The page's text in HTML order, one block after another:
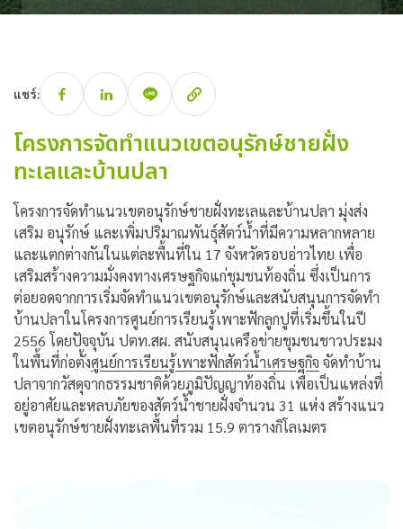
แชร์:
โครงการจัดทำแนวเขตอนุรักษ์ชายฝั่ง
ทะเลและบ้านปลา
โครงการจัดทำแนวเขตอนุรักษ์ชายฝั่งทะเลและบ้านปลา มุ่งส่ง
เสริม อนุรักษ์ และเพิ่มปริมาณพันธุ์สัตว์น้ำที่มีความหลากหลาย
และแตกต่างกันในแต่ละพื้นที่ใน 17 จังหวัดรอบอ่าวไทย เพื่อ
เสริมสร้างความมั่งคงทางเศรษฐกิจแก่ชุมชนท้องถิ่น ซึ่งเป็นการ
ต่อยอดจากการเริ่มจัดทำแนวเขตอนุรักษ์และสนับสนุนการจัดทำ
บ้านปลาในโครงการศูนย์การเรียนรู้เพาะฟักลูกปูที่เริ่มขึ้นในปี
2556 โดยปัจจุบัน ปตท.สผ. สนับสนุนเครือข่ายชุมชนชาวประมง
ในพื้นที่ก่อตั้งศูนย์การเรียนรู้เพาะฟักสัตว์น้ำเศรษฐกิจ จัดทำบ้าน
ปลาจากวัสดุจากธรรมชาติด้วยภูมิปัญญาท้องถิ่น เพื่อเป็นแหล่งที่
อยู่อาศัยและหลบภัยของสัตว์น้ำชายฝั่งจำนวน 31 แห่ง สร้างแนว
เขตอนุรักษ์ชายฝั่งทะเลพื้นที่รวม 15.9 ตารางกิโลเมตร